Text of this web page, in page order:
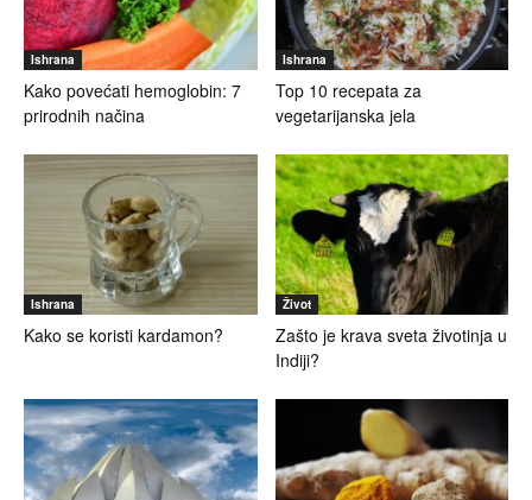
Ishrana
Kako povećati hemoglobin: 7
prirodnih načina
Ishrana
Top 10 recepata za
vegetarijanska jela
Ishrana
Kako se koristi kardamon?
Život
Zašto je krava sveta životinja u
Indiji?